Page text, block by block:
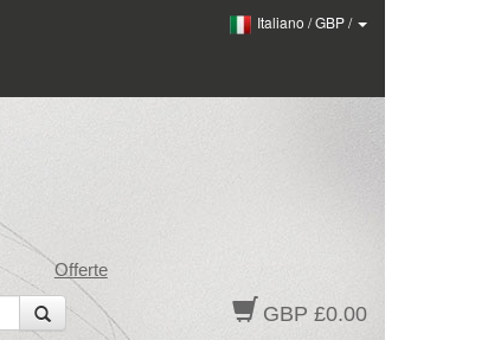
Italiano /GBP/
Offerte
GBP £0.00